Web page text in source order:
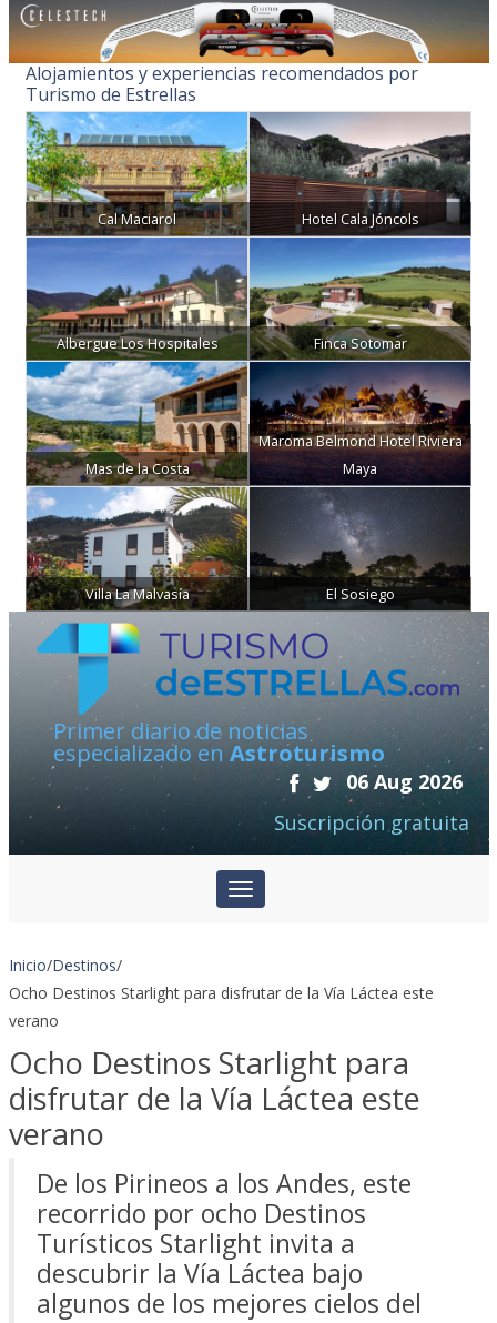
Alojamientos y experiencias recomendados por
Turismo de Estrellas
Cal Maciarol Hotel Cala Jóncols
Albergue Los Hospitales Finca Sotomar
Mas de la Costa
Maroma Belmond Hotel Riviera
Maya
Villa La Malvasía El Sosiego
Primer diario de noticias
especializado en Astroturismo
06 Aug 2026
Suscripción gratuita
Inicio/Destinos/
Ocho Destinos Starlight para disfrutar de la Vía Láctea este
verano
Ocho Destinos Starlight para
disfrutar de la Vía Láctea este
verano
De los Pirineos a los Andes, este
recorrido por ocho Destinos
Turísticos Starlight invita a
descubrir la Vía Láctea bajo
algunos de los mejores cielos del